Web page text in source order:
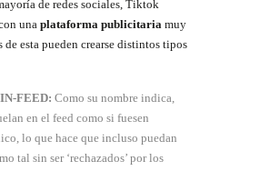
de redes sociales, Tiktok
una plataforma publicitaria muy
de esta pueden crearse distintos tipos
FEED: Como su nombre indica,
en el feed como si fuesen
lo que hace que incluso puedan
tal sin ser ‘rechazados’ por los